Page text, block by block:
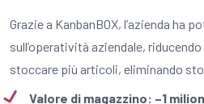
Grazie a KanbanBOX, l’azienda ha
sull’operatività aziendale,
stoccare più articoli, eliminando
Valore di magazzino: –1